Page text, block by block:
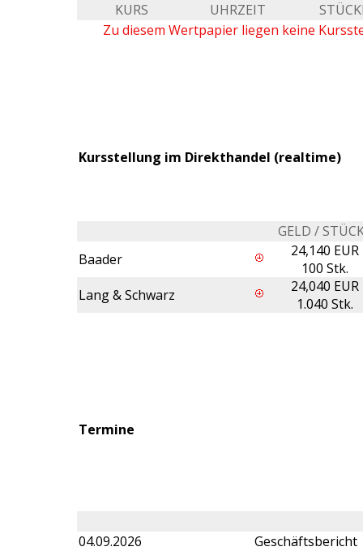
KURS UHRZEIT
Zu diesem Wertpapier liegen keine
Kursstellung im Direkthandel (realtime)
GELD /
Baader
24,140 EUR
100 Stk.
Lang & Schwarz
24,040 EUR
1.040 Stk.
Termine
04.09.2026
Geschäftsbericht